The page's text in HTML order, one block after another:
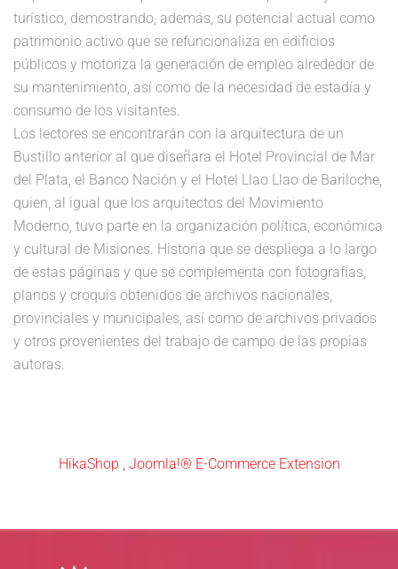
turístico, demostrando, además, su potencial actual como
patrimonio activo que se refuncionaliza en edificios
públicos y motoriza la generación de empleo alrededor de
su mantenimiento, así como de la necesidad de estadía y
consumo de los visitantes.
Los lectores se encontrarán con la arquitectura de un
Bustillo anterior al que diseñara el Hotel Provincial de Mar
del Plata, el Banco Nación y el Hotel Llao Llao de Bariloche,
quien, al igual que los arquitectos del Movimiento
Moderno, tuvo parte en la organización política, económica
y cultural de Misiones. Historia que se despliega a lo largo
de estas páginas y que se complementa con fotografías,
planos y croquis obtenidos de archivos nacionales,
provinciales y municipales, así como de archivos privados
y otros provenientes del trabajo de campo de las propias
autoras.
HikaShop , Joomla!® E-Commerce Extension